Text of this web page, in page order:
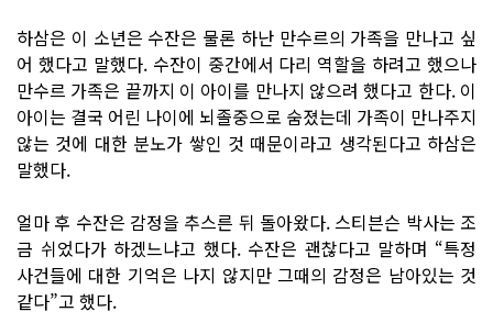
하삼은 이 소년은 수잔은 물론 하난 만수르의 가족을 만나고 싶
어 했다고 말했다. 수잔이 중간에서 다리 역할을 하려고 했으나
만수르 가족은 끝까지 이 아이를 만나지 않으려 했다고 한다. 이
아이는 결국 어린 나이에 뇌졸중으로 숨졌는데 가족이 만나주지
않는 것에 대한 분노가 쌓인 것 때문이라고 생각된다고 하삼은
말했다.
얼마 후 수잔은 감정을 추스른 뒤 돌아왔다. 스티븐슨 박사는 조
금 쉬었다가 하겠느냐고 했다. 수잔은 괜찮다고 말하며 “특정
사건들에 대한 기억은 나지 않지만 그때의 감정은 남아있는 것
같다”고 했다.